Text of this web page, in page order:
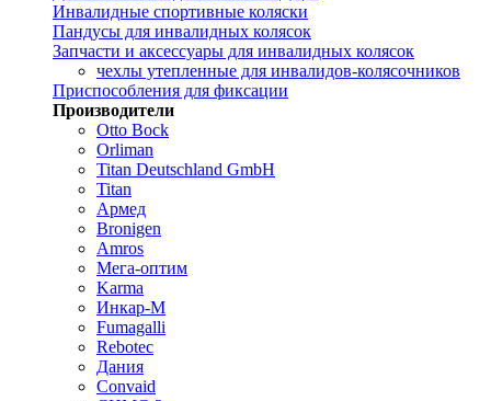
Инвалидные спортивные коляски
Пандусы для инвалидных колясок
Запчасти и аксессуары для инвалидных колясок
чехлы утепленные для инвалидов-колясочников
Приспособления для фиксации
Производители
Otto Bock
Orliman
Titan Deutschland GmbH
Titan
Армед
Bronigen
Amros
Мега-оптим
Karma
Инкар-М
Fumagalli
Rebotec
Дания
Convaid